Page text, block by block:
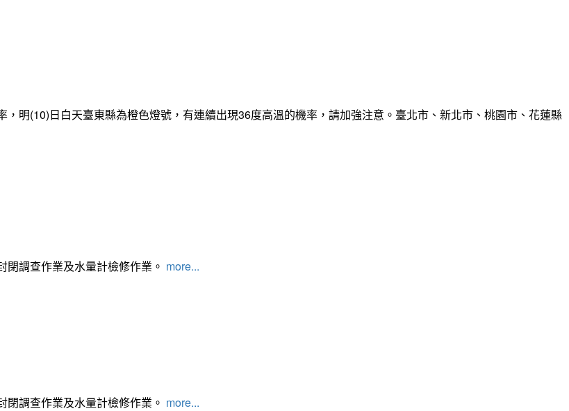
明(10)日白天臺東縣為橙色燈號，有連續出現36度高溫的機率，請加強注意。臺北市、新北市、桃園市、花蓮縣
調查作業及水量計檢修作業。 more...
調查作業及水量計檢修作業。 more...